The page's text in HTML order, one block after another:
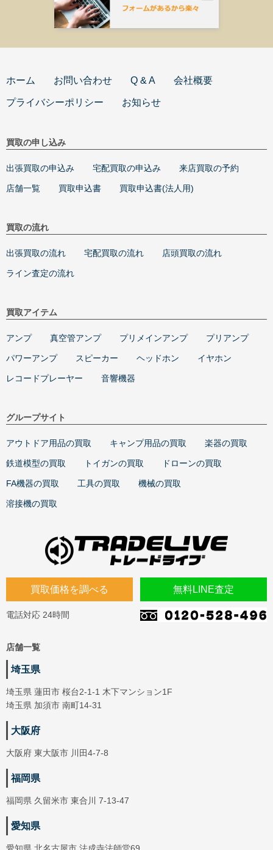
買取価格を調べる 無料LINE査定
電話対応 24時間
店舗一覧
埼玉県
埼玉県 蓮田市 桜台2-1-1 木下マンション1F
埼玉県 加須市 南町14-31
大阪府
大阪府 東大阪市 川田4-7-8
福岡県
福岡県 久留米市 東合川 7-13-47
愛知県
ホーム お問い合わせ Q & A 会社概要
プライバシーポリシー お知らせ
買取の申し込み
出張買取の申込み 宅配買取の申込み 来店買取の予約
店舗一覧 買取申込書 買取申込書(法人用)
買取の流れ
出張買取の流れ 宅配買取の流れ 店頭買取の流れ
ライン査定の流れ
買取アイテム
アンプ 真空管アンプ プリメインアンプ プリアンプ
パワーアンプ スピーカー ヘッドホン イヤホン
レコードプレーヤー 音響機器
グループサイト
アウトドア用品の買取 キャンプ用品の買取 楽器の買取
鉄道模型の買取 トイガンの買取 ドローンの買取
FA機器の買取 工具の買取 機械の買取
溶接機の買取